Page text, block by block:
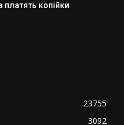
платять копійки
23755
3092